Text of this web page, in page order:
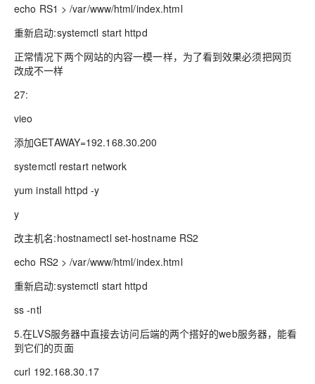
echo RS1 > /var/www/html/index.html
重新启动:systemctl start httpd
正常情况下两个网站的内容一模一样，为了看到效果必须把网页
改成不一样
27:
vieo
添加GETAWAY=192.168.30.200
systemctl restart network
yum install httpd -y
y
改主机名:hostnamectl set-hostname RS2
echo RS2 > /var/www/html/index.html
重新启动:systemctl start httpd
ss -ntl
5.在LVS服务器中直接去访问后端的两个搭好的web服务器，能看
到它们的页面
curl 192.168.30.17